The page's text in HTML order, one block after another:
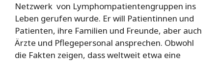
Netzwerk von Lymphompatientengruppen ins
Leben gerufen wurde. Er will Patientinnen und
Patienten, ihre Familien und Freunde, aber auch
Ärzte und Pflegepersonal ansprechen. Obwohl
die Fakten zeigen, dass weltweit etwa eine